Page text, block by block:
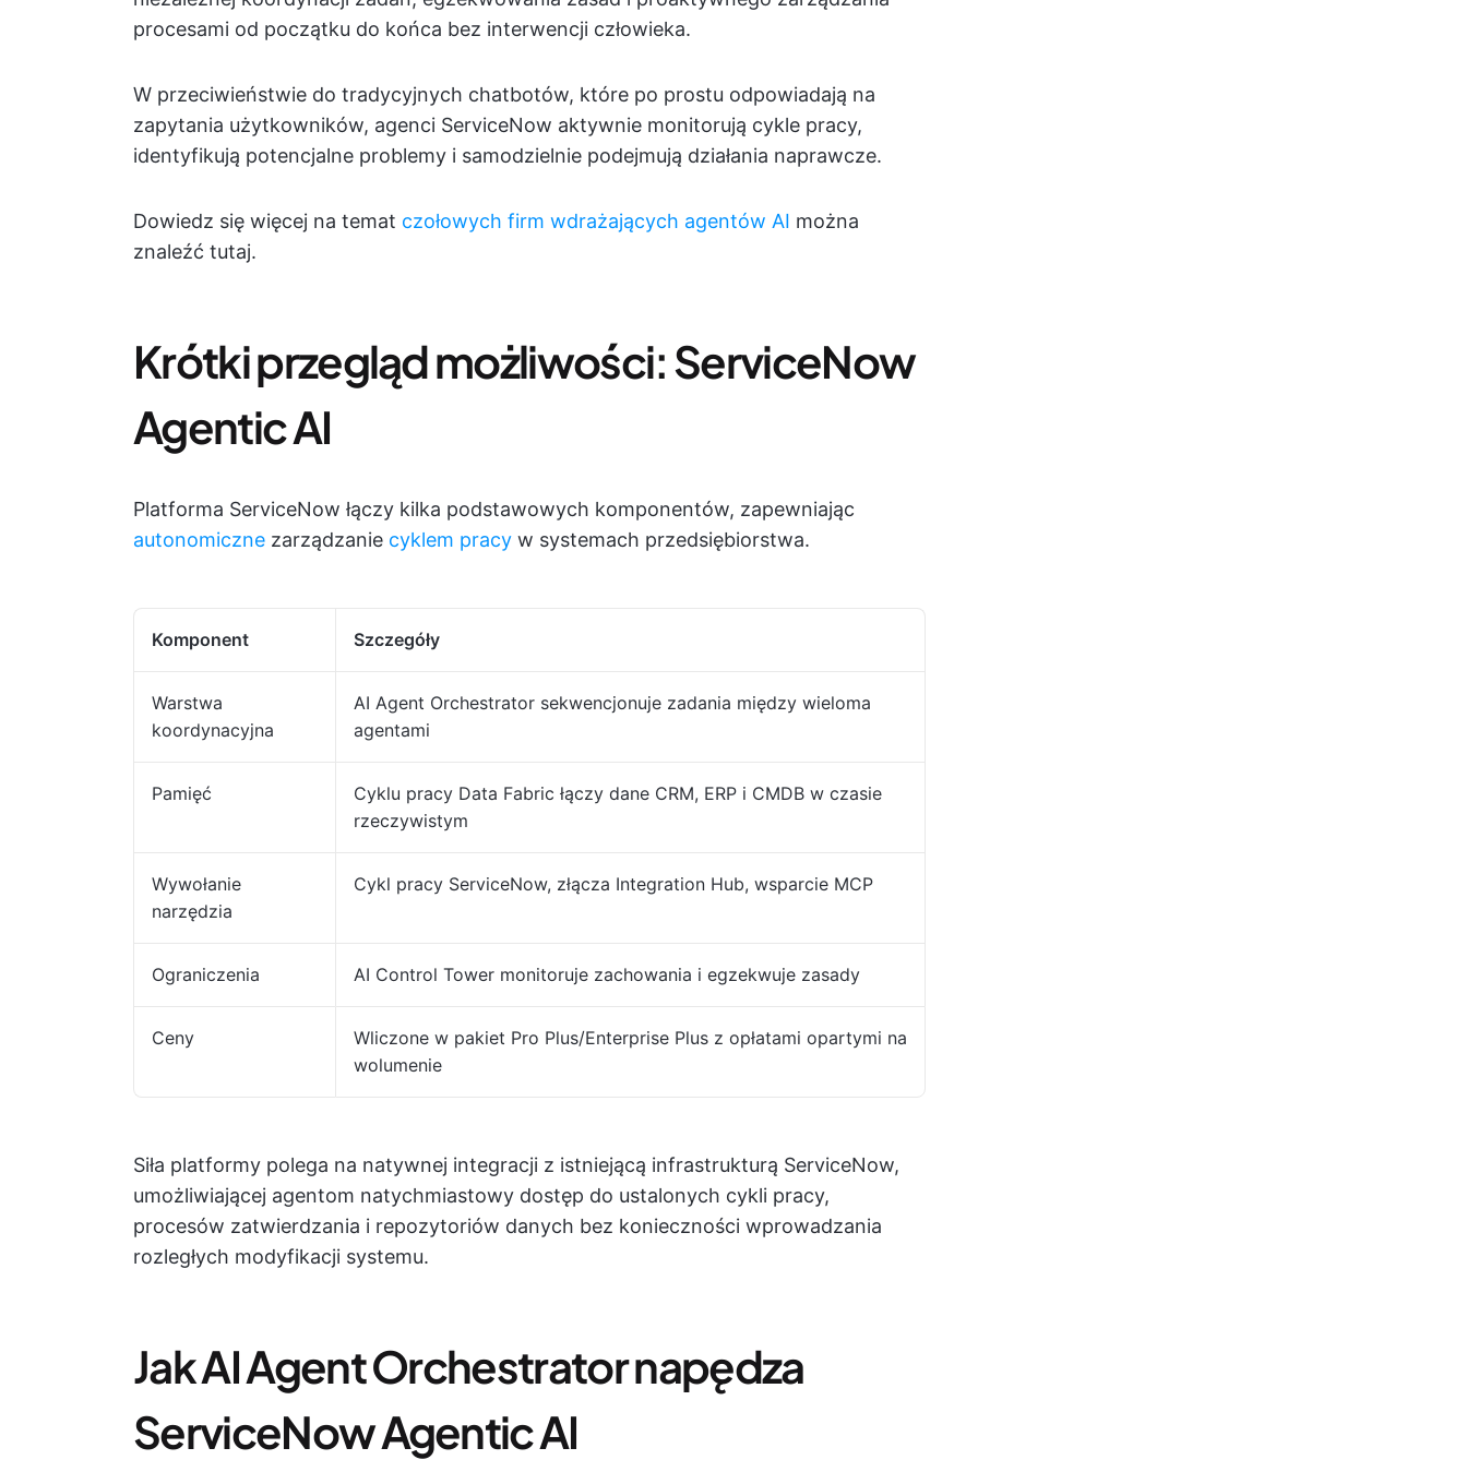
procesami od początku do końca bez interwencji człowieka.
W przeciwieństwie do tradycyjnych chatbotów, które po prostu odpowiadają na
zapytania użytkowników, agenci ServiceNow aktywnie monitorują cykle pracy,
identyfikują potencjalne problemy i samodzielnie podejmują działania naprawcze.
Dowiedz się więcej na temat czołowych firm wdrażających agentów AI można
znaleźć tutaj.
Krótki przegląd możliwości: ServiceNow
Agentic AI
Platforma ServiceNow łączy kilka podstawowych komponentów, zapewniając
autonomiczne zarządzanie cyklem pracy w systemach przedsiębiorstwa.
Komponent Szczegóły
Warstwa
koordynacyjna
AI Agent Orchestrator sekwencjonuje zadania między wieloma
agentami
Pamięć
Cyklu pracy Data Fabric łączy dane CRM, ERP i CMDB w czasie
rzeczywistym
Wywołanie
narzędzia
Cykl pracy ServiceNow, złącza Integration Hub, wsparcie MCP
Ograniczenia AI Control Tower monitoruje zachowania i egzekwuje zasady
Ceny
Wliczone w pakiet Pro Plus/Enterprise Plus z opłatami opartymi na
wolumenie
Siła platformy polega na natywnej integracji z istniejącą infrastrukturą ServiceNow,
umożliwiającej agentom natychmiastowy dostęp do ustalonych cykli pracy,
procesów zatwierdzania i repozytoriów danych bez konieczności wprowadzania
rozległych modyfikacji systemu.
Jak AI Agent Orchestrator napędza
ServiceNow Agentic AI